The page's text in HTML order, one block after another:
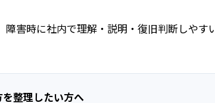
害時に社内で理解・説明・復旧判断しやす
整理したい方へ